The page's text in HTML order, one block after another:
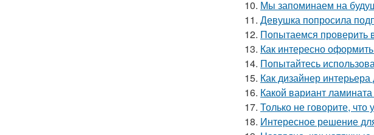
10. Мы запоминаем на
11. Девушка попросила
12. Попытаемся проверить
13. Как интересно
14. Попытайтесь
15. Как дизайнер
16. Какой вариант
17. Только не говорите, что
18. Интересное решение